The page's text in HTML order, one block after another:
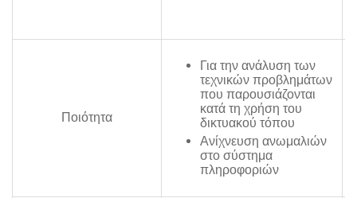
Ποιότητα
Για την ανάλυση των
τεχνικών προβλημάτων
που παρουσιάζονται
κατά τη χρήση του
δικτυακού τόπου
Ανίχνευση ανωμαλιών
στο σύστημα
πληροφοριών